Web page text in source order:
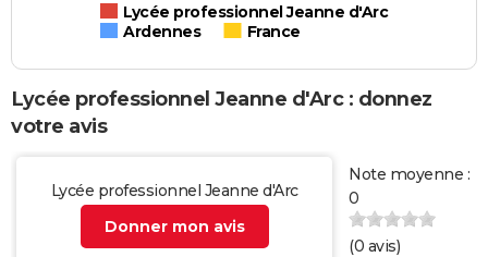
Lycée professionnel Jeanne d'Arc
Ardennes
France
Lycée professionnel Jeanne d'Arc : donnez
votre avis
Lycée professionnel Jeanne d'Arc
Donner mon avis
Note moyenne :
0
(0 avis)